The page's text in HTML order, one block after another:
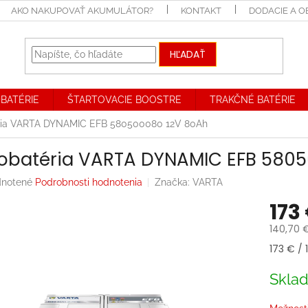
AKO NAKUPOVAŤ AKUMULÁTOR? KONTAKT DODACIE A
HĽADAŤ
ŠTARTOVACIE BOOSTRE TRAKČNÉ BATÉRIE
VARTA DYNAMIC EFB 580500080 12V 80Ah
VARTA DYNAMIC EFB
Podrobnosti hodnotenia Značka: VARTA
140,70
173 € /